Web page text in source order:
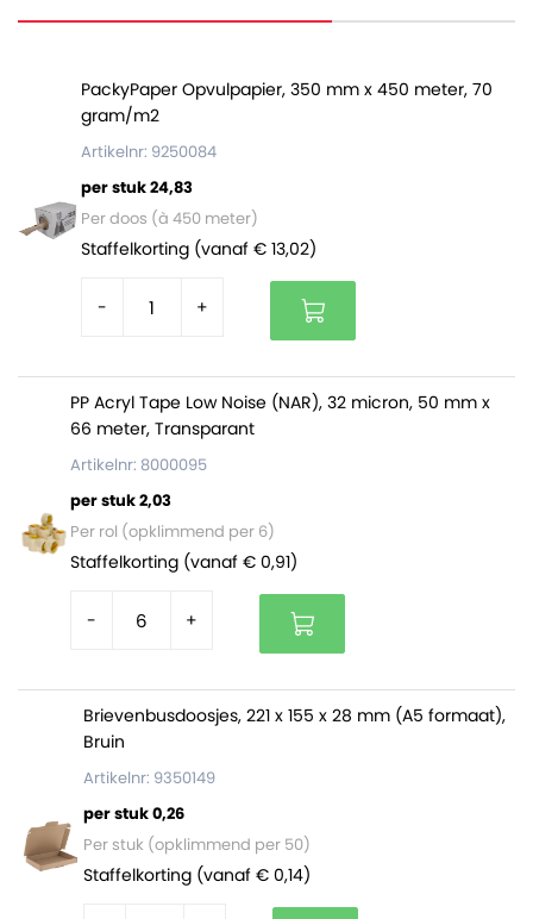
van 57 millimeter. Wij leveren de rollen inclusief klosjes
Verpakkingsinudstrie Veenendaal is reeds decennia
papier. Wij drukken en snijden de jumborollen zelf op
maat tot apparaatrollen, waardoor je verzekerd bent
van een uitstekende kwaliteit, ruime voorraad en
scherpe prijzen!
Gekleurd pakpapier op rol:
Is soepel en laat zich prima verwerken tijdens
gebruik.
Is een uitstekende keuze voor het verpakken van
je producten en cadeautjes.
Bestaat uit natuurlijke materialen en is volledig
recyclebaar en FSC gecertificeerd.
Wordt door Verpakkingsindustrie Veenendaal zelf
PackyPaper Opvulpapier, 350 mm x 450 meter, 70
gram/m2
Artikelnr: 9250084
per stuk 24,83
Per doos (à 450 meter)
Staffelkorting (vanaf € 13,02)
- +
PP Acryl Tape Low Noise (NAR), 32 micron, 50 mm x
66 meter, Transparant
Artikelnr: 8000095
per stuk 2,03
Per rol (opklimmend per 6)
Staffelkorting (vanaf € 0,91)
- +
Brievenbusdoosjes, 221 x 155 x 28 mm (A5 formaat),
Bruin
Artikelnr: 9350149
per stuk 0,26
Per stuk (opklimmend per 50)
Staffelkorting (vanaf € 0,14)